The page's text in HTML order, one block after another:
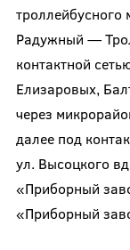
троллейбусного
Радужный —
контактной
Елизаровых,
через
далее под
ул. Высоцкого
«Приборный
«Приборный